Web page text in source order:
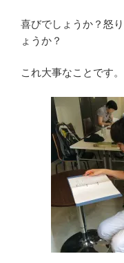
喜びでしょうか？怒
ょうか？
これ大事なことです。